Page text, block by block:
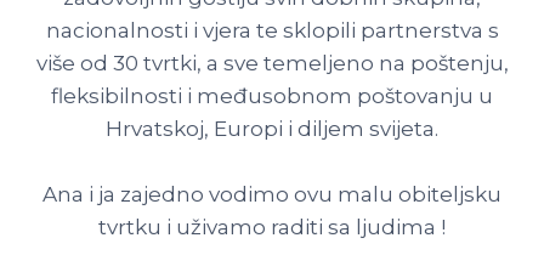
nacionalnosti i vjera te sklopili partnerstva s
više od 30 tvrtki, a sve temeljeno na poštenju,
fleksibilnosti i međusobnom poštovanju u
Hrvatskoj, Europi i diljem svijeta.
Ana i ja zajedno vodimo ovu malu obiteljsku
tvrtku i uživamo raditi sa ljudima !